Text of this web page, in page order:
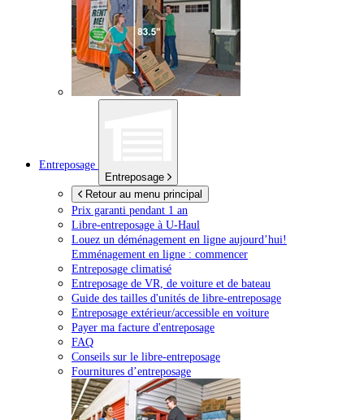
Entreposage
Entreposage
Retour au menu principal
Prix garanti pendant 1 an
Libre-entreposage à U-Haul
Louez un déménagement en ligne aujourd’hui!
Emménagement en ligne : commencer
Entreposage climatisé
Entreposage de VR, de voiture et de bateau
Guide des tailles d'unités de libre-entreposage
Entreposage extérieur/accessible en voiture
Payer ma facture d'entreposage
FAQ
Conseils sur le libre-entreposage
Fournitures d’entreposage